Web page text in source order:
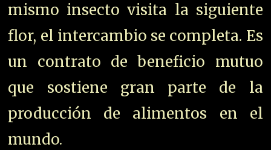
mismo insecto visita la siguiente
flor, el intercambio se completa. Es
un contrato de beneficio mutuo
que sostiene gran parte de la
producción de alimentos en el
mundo.